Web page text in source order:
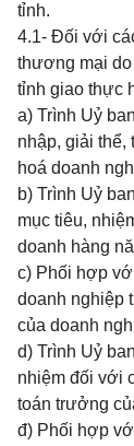
tỉnh.
4.1- Đối với
thương mại
tỉnh giao thực
a) Trình Uỷ
nhập, giải thể,
hoá doanh
b) Trình Uỷ
mục tiêu,
doanh hàng
c) Phối hợp
doanh nghiệp
của doanh
d) Trình Uỷ
nhiệm đối với
toán trưởng
đ) Phối hợp